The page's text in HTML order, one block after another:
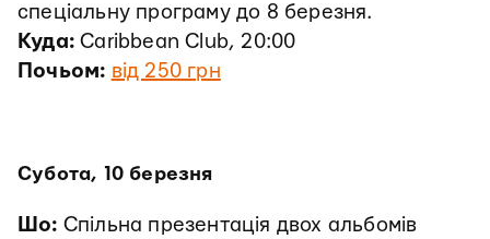
спеціальну програму до 8 березня.
Куда: Caribbean Club, 20:00
Почьом: від 250 грн
Субота, 10 березня
Шо: Спільна презентація двох альбомів